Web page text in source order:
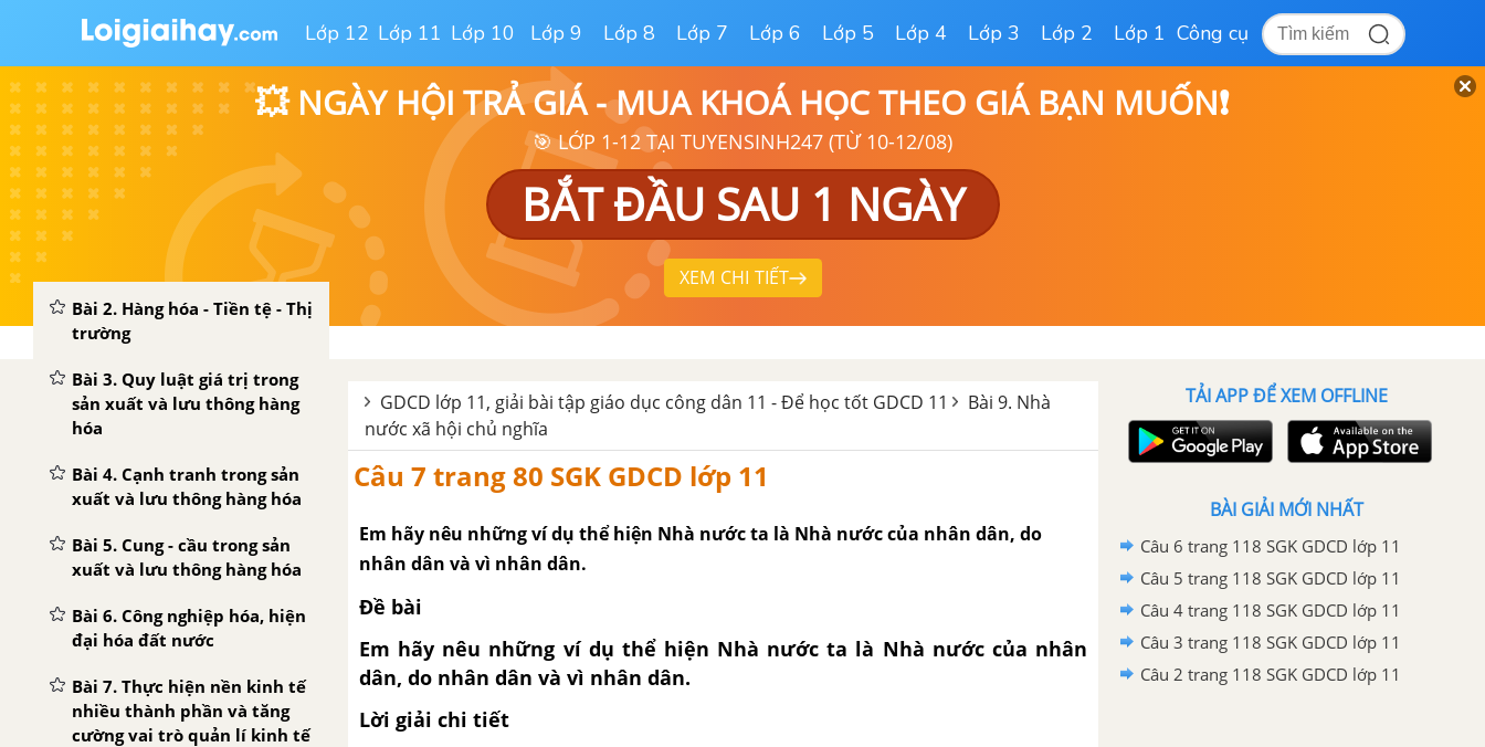
Lớp 12 Lớp 11 Lớp 10 Lớp 9 Lớp 8 Lớp 7 Lớp 6 Lớp 5 Lớp 4 Lớp 3 Lớp 2 Lớp 1 Công cụ
💥 NGÀY HỘI TRẢ GIÁ - MUA KHOÁ HỌC THEO GIÁ BẠN MUỐN❗
🎯 LỚP 1-12 TẠI TUYENSINH247 (TỪ 10-12/08)
BẮT ĐẦU SAU 1 NGÀY
XEM CHI TIẾT
PHẦN MỘT. CÔNG DÂN VỚI KINH TẾ
Bài 1. Công dân với sự phát
triển kinh tế
Bài 2. Hàng hóa - Tiền tệ - Thị
trường
Bài 3. Quy luật giá trị trong
sản xuất và lưu thông hàng
hóa
Bài 4. Cạnh tranh trong sản
xuất và lưu thông hàng hóa
Bài 5. Cung - cầu trong sản
xuất và lưu thông hàng hóa
Bài 6. Công nghiệp hóa, hiện
đại hóa đất nước
Bài 7. Thực hiện nền kinh tế
nhiều thành phần và tăng
cường vai trò quản lí kinh tế
GDCD lớp 11, giải bài tập giáo dục công dân 11 - Để học tốt GDCD 11
Bài 9. Nhà
nước xã hội chủ nghĩa
Câu 7 trang 80 SGK GDCD lớp 11
Em hãy nêu những ví dụ thể hiện Nhà nước ta là Nhà nước của nhân dân, do
nhân dân và vì nhân dân.
Đề bài
Em hãy nêu những ví dụ thể hiện Nhà nước ta là Nhà nước của nhân
dân, do nhân dân và vì nhân dân.
Lời giải chi tiết
TẢI APP ĐỂ XEM OFFLINE
BÀI GIẢI MỚI NHẤT
Câu 6 trang 118 SGK GDCD lớp 11
Câu 5 trang 118 SGK GDCD lớp 11
Câu 4 trang 118 SGK GDCD lớp 11
Câu 3 trang 118 SGK GDCD lớp 11
Câu 2 trang 118 SGK GDCD lớp 11